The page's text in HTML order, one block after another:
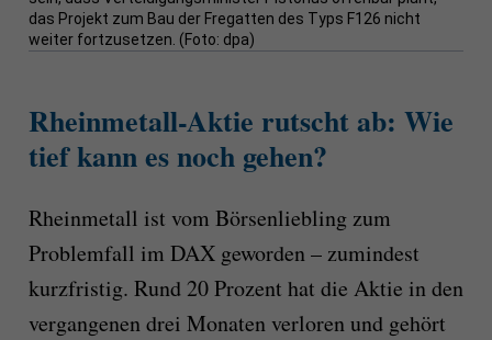
das Projekt zum Bau der Fregatten des Typs F126 nicht
weiter fortzusetzen. (Foto: dpa)
Rheinmetall-Aktie rutscht ab: Wie
tief kann es noch gehen?
Rheinmetall ist vom Börsenliebling zum
Problemfall im DAX geworden – zumindest
kurzfristig. Rund 20 Prozent hat die Aktie in den
vergangenen drei Monaten verloren und gehört